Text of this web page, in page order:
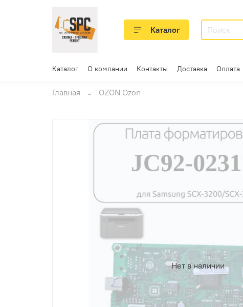
Каталог
Каталог О компании Контакты Доставка Оплата
Главная OZON Ozon
Нет в наличии